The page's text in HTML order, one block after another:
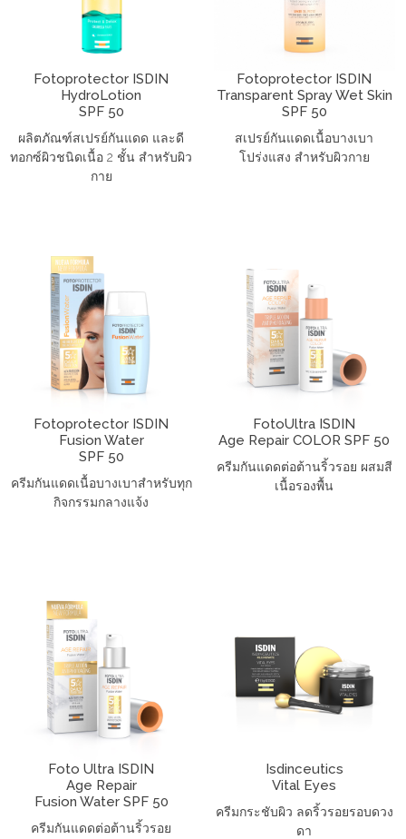
Fotoprotector ISDIN
HydroLotion
SPF 50
ผลิตภัณฑ์สเปรย์กันแดด และดี
ทอกซ์ผิวชนิดเนื้อ 2 ชั้น สำหรับผิว
กาย
Fotoprotector ISDIN
Transparent Spray Wet Skin
SPF 50
สเปรย์กันแดดเนื้อบางเบา
โปร่งแสง สำหรับผิวกาย
Fotoprotector ISDIN
Fusion Water
SPF 50
ครีมกันแดดเนื้อบางเบาสำหรับทุก
กิจกรรมกลางแจ้ง
FotoUltra ISDIN
Age Repair COLOR SPF 50
ครีมกันแดดต่อต้านริ้วรอย ผสมสี
เนื้อรองพื้น
Foto Ultra ISDIN
Age Repair
Fusion Water SPF 50
ครีมกันแดดต่อต้านริ้วรอย
Isdinceutics
Vital Eyes
ครีมกระชับผิว ลดริ้วรอยรอบดวง
ดา